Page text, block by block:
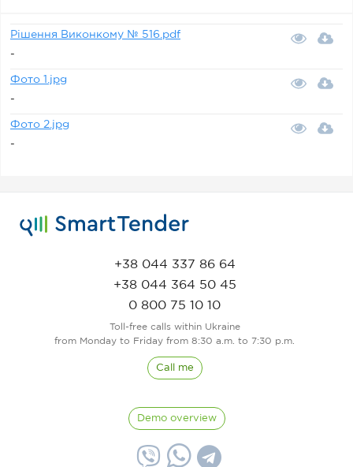
Рішення Виконкому № 516.pdf
-
Фото 1.jpg
-
Фото 2.jpg
-
+38 044 337 86 64
+38 044 364 50 45
0 800 75 10 10
Toll-free calls within Ukraine
from Monday to Friday from 8:30 a.m. to 7:30 p.m.
Call me
Demo overview